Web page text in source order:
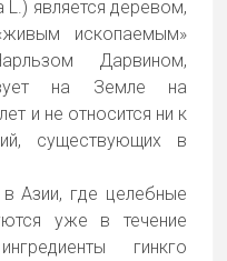
L.) является деревом,
ископаемым»
Дарвином,
на Земле на
и не относится ни к
существующих в
Азии, где целебные
уже в течение
гинкго